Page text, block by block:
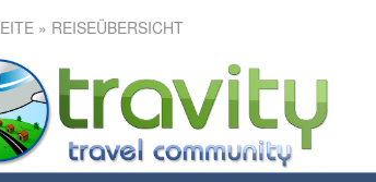
» REISEÜBERSICHT